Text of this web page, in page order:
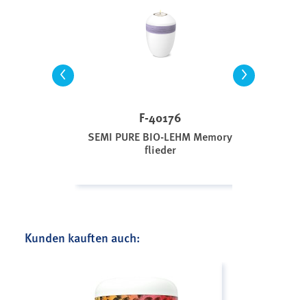
<
F-40176
SEMI PURE BIO-LEHM Memory
flieder
>
Kunden kauften auch: